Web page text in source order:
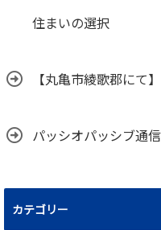
住まいの選択
【丸亀市綾歌郡にて
パッシオパッシブ通
カテゴリー